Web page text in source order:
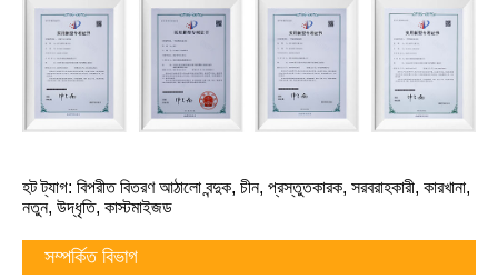
হট ট্যাগ: বিপরীত বিতরণ আঠালো বন্দুক, চীন, প্রস্তুতকারক, সরবরাহকারী, কারখানা,
নতুন, উদ্ধৃতি, কাস্টমাইজড
সম্পর্কিত বিভাগ